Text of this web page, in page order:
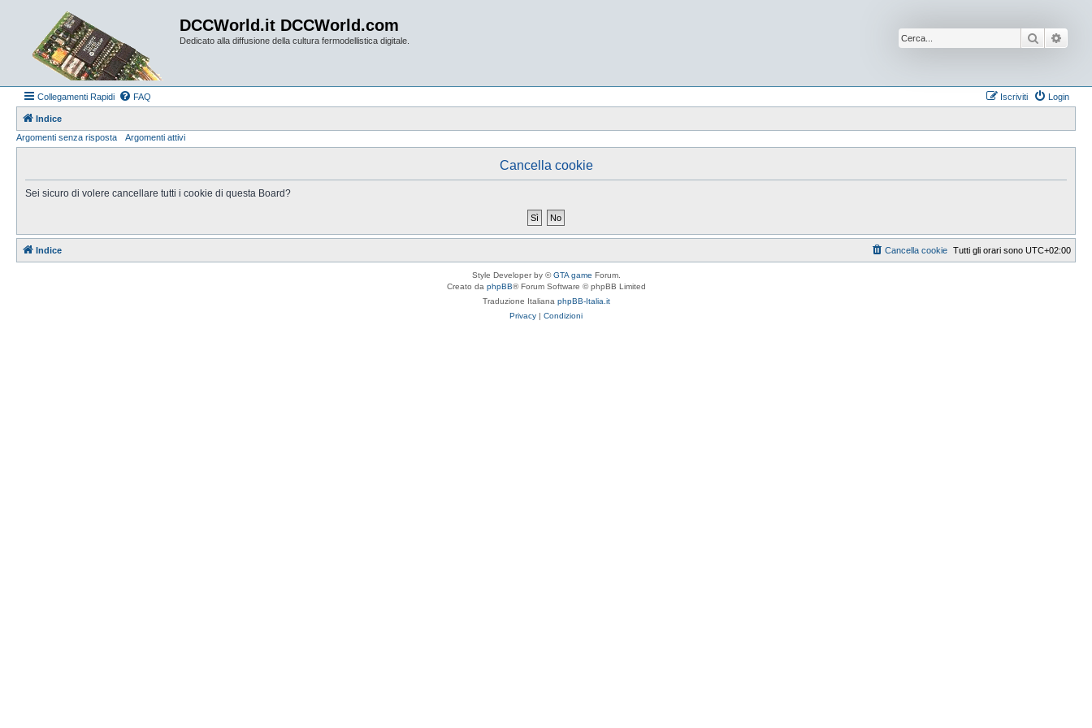
DCCWorld.it DCCWorld.com
Dedicato alla diffusione della cultura fermodellistica digitale. Cerca
Collegamenti Rapidi FAQ Login
Iscriviti
Indice
Argomenti senza risposta
Argomenti attivi
Cancella cookie
Sei sicuro di volere cancellare tutti i cookie di questa Board?
Indice Tutti gli orari sono UTC+02:00
Cancella cookie
Style Developer by ©GTA game Forum.
Creato da phpBB® Forum Software © phpBB Limited
Traduzione Italiana phpBB-Italia.it
Privacy | Condizioni